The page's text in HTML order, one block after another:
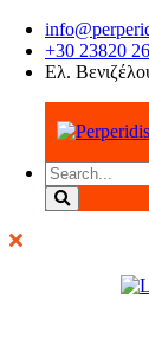
+30 23820
Ελ.